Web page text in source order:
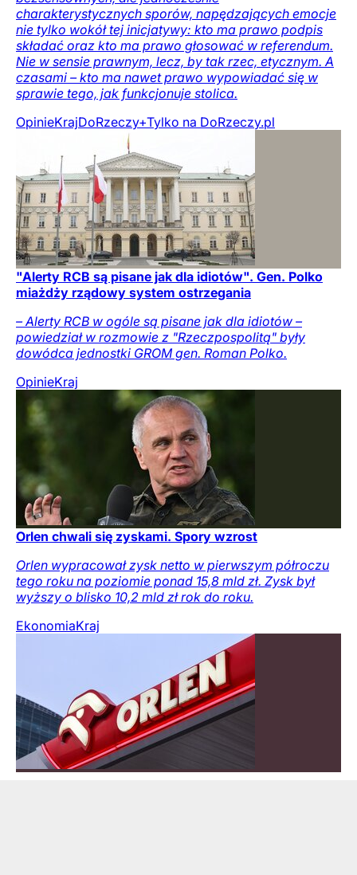
charakterystycznych sporów, napędzających emocje
nie tylko wokół tej inicjatywy: kto ma prawo podpis
składać oraz kto ma prawo głosować w referendum.
Nie w sensie prawnym, lecz, by tak rzec, etycznym. A
czasami – kto ma nawet prawo wypowiadać się w
sprawie tego, jak funkcjonuje stolica.
OpinieKrajDoRzeczy+Tylko na DoRzeczy.pl
"Alerty RCB są pisane jak dla idiotów". Gen. Polko
miażdży rządowy system ostrzegania
– Alerty RCB w ogóle są pisane jak dla idiotów –
powiedział w rozmowie z "Rzeczpospolitą" były
dowódca jednostki GROM gen. Roman Polko.
OpinieKraj
Orlen chwali się zyskami. Spory wzrost
Orlen wypracował zysk netto w pierwszym półroczu
tego roku na poziomie ponad 15,8 mld zł. Zysk był
wyższy o blisko 10,2 mld zł rok do roku.
EkonomiaKraj